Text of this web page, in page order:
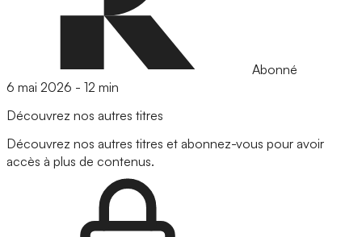
Abonné
6 mai 2026 - 12 min
Découvrez nos autres titres
Découvrez nos autres titres et abonnez-vous pour avoir
accès à plus de contenus.